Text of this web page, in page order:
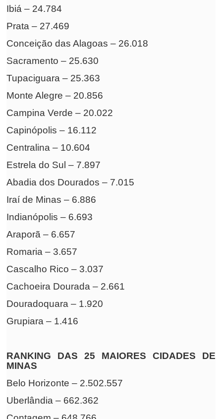
Ibiá – 24.784
Prata – 27.469
Conceição das Alagoas – 26.018
Sacramento – 25.630
Tupaciguara – 25.363
Monte Alegre – 20.856
Campina Verde – 20.022
Capinópolis – 16.112
Centralina – 10.604
Estrela do Sul – 7.897
Abadia dos Dourados – 7.015
Iraí de Minas – 6.886
Indianópolis – 6.693
Araporã – 6.657
Romaria – 3.657
Cascalho Rico – 3.037
Cachoeira Dourada – 2.661
Douradoquara – 1.920
Grupiara – 1.416
RANKING DAS 25 MAIORES CIDADES DE
MINAS
Belo Horizonte – 2.502.557
Uberlândia – 662.362